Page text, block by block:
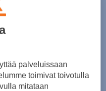
palveluissaan
toimivat toivotulla
mitataan